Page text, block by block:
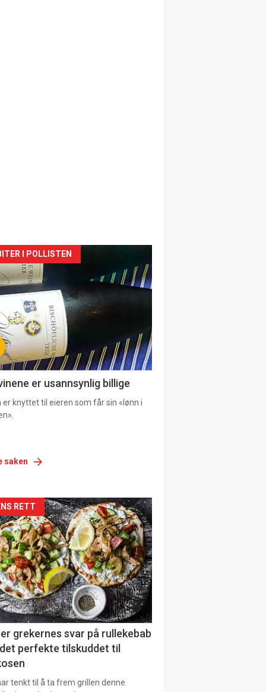
I POLLISTEN
er usannsynlig billige
er knyttet til eieren som får sin «lønn i
saken
RETT
grekernes svar på rullekebab
perfekte tilskuddet til
tenkt til å ta frem grillen denne